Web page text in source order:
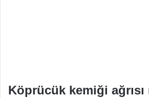
Köprücük kemiği ağrısı